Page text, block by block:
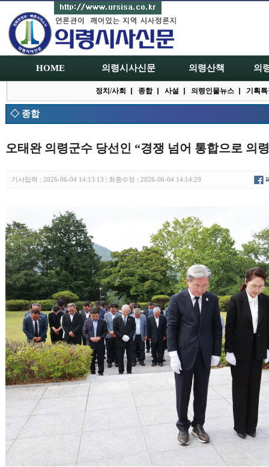
HOME 의령시사신문
정치/사회 종합 사설 의령인물뉴스 기획
의령산책 의
◇ 종합
오태완 의령군수 당선인 “경쟁 넘어 통합으로 의
기사입력 : 2026-06-04 14:13:13 | 최종수정 : 2026-06-04 14:14:29